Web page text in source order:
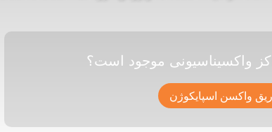
واکسیناسیونی موجود است؟
واکسن اسپایکوژن